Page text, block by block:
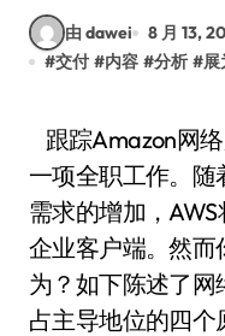
由 dawei 8 月 13,
#交付 #内容 #分析 #展
跟踪Amazon网络服务中所发生的最新事件是
一项全职工作。
需求的增加，
企业客户端。然而
为？如下陈述了
占主导地位的四个